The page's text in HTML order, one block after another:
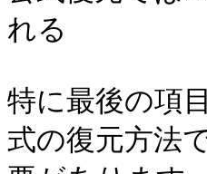
れる
特に最後の項
式の復元方法